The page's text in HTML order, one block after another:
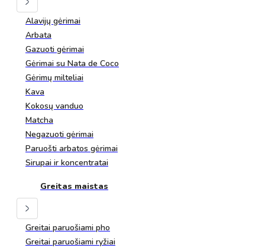
Alavijų gėrimai
Arbata
Gazuoti gėrimai
Gėrimai su Nata de Coco
Gėrimų milteliai
Kava
Kokosų vanduo
Matcha
Negazuoti gėrimai
Paruošti arbatos gėrimai
Sirupai ir koncentratai
Greitas maistas
Greitai paruošiami pho
Greitai paruošiami ryžiai